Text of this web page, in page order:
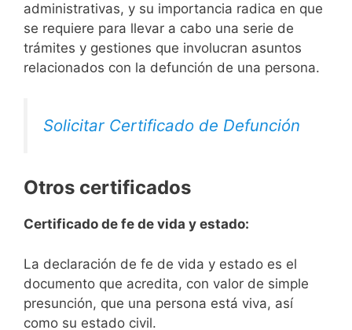
administrativas, y su importancia radica en que
se requiere para llevar a cabo una serie de
trámites y gestiones que involucran asuntos
relacionados con la defunción de una persona.
Solicitar Certificado de Defunción
Otros certificados
Certificado de fe de vida y estado:
La declaración de fe de vida y estado es el
documento que acredita, con valor de simple
presunción, que una persona está viva, así
como su estado civil.